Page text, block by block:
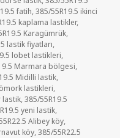
fatih,385/55R19.5 ikinci
kaplama lastikler,
Karagümrük,
lastik fiyatları,
lobet lastikleri,
Marmara bölgesi,
Midilli lastik,
lastikleri,
lastik,385/55R19.5
yeni lastik,
Alibey köy,
köy,385/55R22.5